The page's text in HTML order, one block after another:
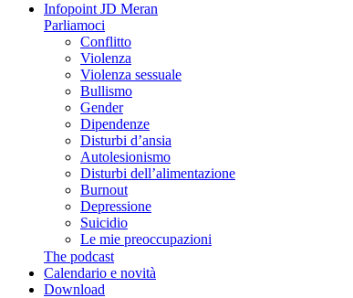
Infopoint JD Meran
Parliamoci
Conflitto
Violenza
Violenza sessuale
Bullismo
Gender
Dipendenze
Disturbi d’ansia
Autolesionismo
Disturbi dell’alimentazione
Burnout
Depressione
Suicidio
Le mie preoccupazioni
The podcast
Calendario e novità
Download